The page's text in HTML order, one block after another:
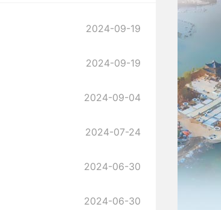
2024-09-19
2024-09-19
2024-09-04
2024-07-24
2024-06-30
2024-06-30